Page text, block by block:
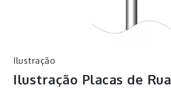
Ilustração
Ilustração Placas de Rua